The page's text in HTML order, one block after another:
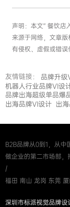
声明：本文“ 餐饮店
来源于网络，文章
有侵权、虚假或错误
友情链接： 品牌升级
机器人行业品牌VI设
品牌出海超级单品爆
出海品牌VI设计 出
B2B品牌从0到1，从中
做企业的第二市场部
/
福田 南山 龙岗 东莞
深圳市标派视觉品牌设